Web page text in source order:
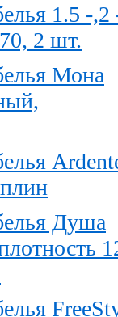
1.5 -,2
2 шт.
Мона
Душа